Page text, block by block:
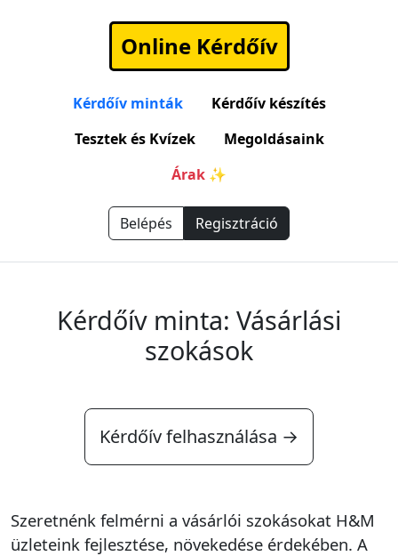
Online Kérdőív
Kérdőív minták
Kérdőív készítés
Tesztek és Kvízek
Megoldásaink
Árak ✨
Belépés Regisztráció
Kérdőív minta: Vásárlási
szokások
Kérdőív felhasználása →
Szeretnénk felmérni a vásárlói szokásokat H&M
üzleteink fejlesztése, növekedése érdekében. A